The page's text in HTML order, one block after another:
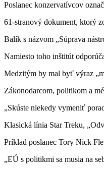
Poslanec konzervatívcov
61-stranový dokument, ktorý
Balík s názvom „Súprava
Namiesto toho inštitút
Medzitým by mal byť výraz
Zákonodarcom, politikom a
„Skúste niekedy vymeniť
Klasická línia Star Treku,
Príklad poslanec Tory Nick
„EÚ s politikmi sa musia na